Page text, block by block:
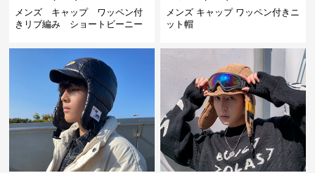
メンズ キャップ ワッペン付
きリブ編み ショートビーニー
メンズ キャップ ワッペン付きニ
ット帽